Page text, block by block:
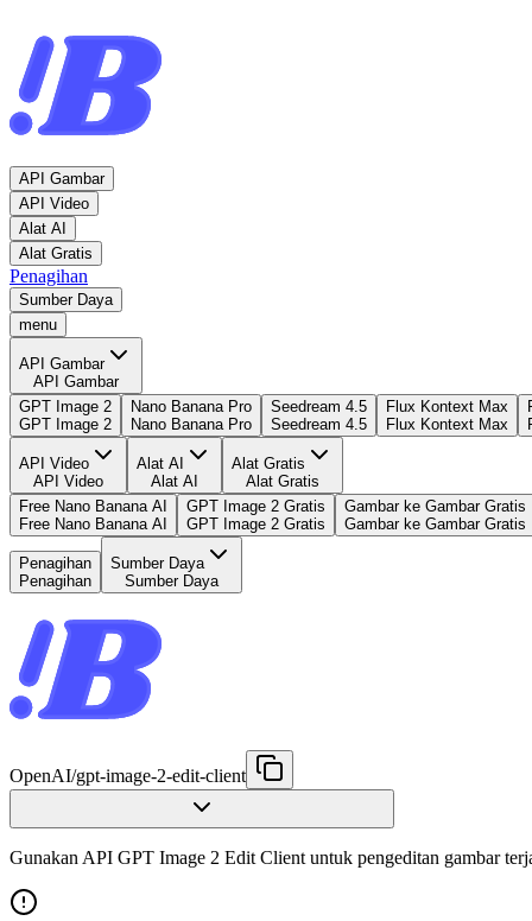
API Gambar
API Video
Alat AI
Alat Gratis
Penagihan
Sumber Daya
menu
API Gambar
API Gambar
GPT Image 2
GPT Image 2
Nano Banana Pro
Nano Banana Pro
Seedream 4.5
Seedream 4.5
Flux Kontext Max
Flux Kontext Max
API Video
API Video
Alat AI
Alat AI
Alat Gratis
Alat Gratis
Free Nano Banana AI
Free Nano Banana AI
GPT Image 2 Gratis
GPT Image 2 Gratis
Gambar ke Gambar Gratis
Gambar ke Gambar Gratis
Penagihan
Penagihan
Sumber Daya
Sumber Daya
OpenAI/gpt-image-2-edit-client
Gunakan API GPT Image 2 Edit Client untuk pengeditan gambar